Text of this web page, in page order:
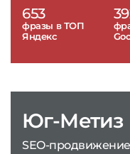
653
фразы в ТОП
Яндекс
Юг-Метиз
SEO-